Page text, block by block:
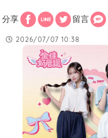
分享 留言
2026/07/07 10:38